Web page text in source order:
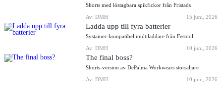
Shorts med löstagbara spikfickor från Fristads
Av: DMH
15 juni, 2026
Ladda upp till fyra batterier
Systainer-kompatibel multiladdare från Festool
Av: DMH
10 juni, 2026
The final boss?
Shorts-version av DePalma Workwears storsäljare
Av: DMH
10 juni, 2026